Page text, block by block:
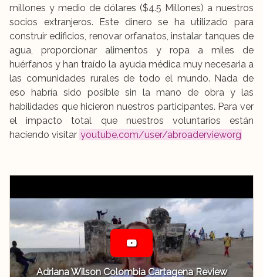
millones y medio de dólares ($4.5 Millones) a nuestros
socios extranjeros. Este dinero se ha utilizado para
construir edificios, renovar orfanatos, instalar tanques de
agua, proporcionar alimentos y ropa a miles de
huérfanos y han traído la ayuda médica muy necesaria a
las comunidades rurales de todo el mundo. Nada de
eso habría sido posible sin la mano de obra y las
habilidades que hicieron nuestros participantes. Para ver
el impacto total que nuestros voluntarios están
haciendo visitar youtube.com/user/abroadervieworg
Adriana Wilson Colombia Cartagena Review